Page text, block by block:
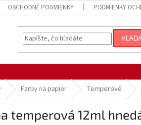
OBCHODNÉ PODMIENKY PODMIENKY
Farby na papier Temperové
temperová 12ml